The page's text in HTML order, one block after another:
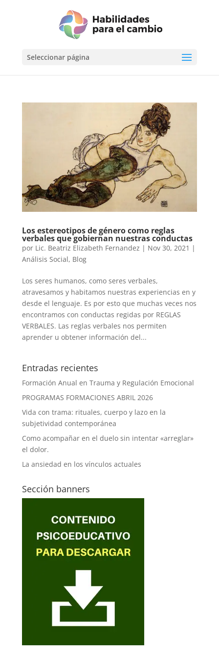
Seleccionar página
Los estereotipos de género como reglas
verbales que gobiernan nuestras conductas
por Lic. Beatriz Elizabeth Fernandez | Nov 30, 2021 |
Análisis Social, Blog
Los seres humanos, como seres verbales,
atravesamos y habitamos nuestras experiencias en y
desde el lenguaje. Es por esto que muchas veces nos
encontramos con conductas regidas por REGLAS
VERBALES. Las reglas verbales nos permiten
aprender u obtener información del...
Entradas recientes
Formación Anual en Trauma y Regulación Emocional
PROGRAMAS FORMACIONES ABRIL 2026
Vida con trama: rituales, cuerpo y lazo en la
subjetividad contemporánea
Como acompañar en el duelo sin intentar «arreglar»
el dolor.
La ansiedad en los vínculos actuales
Sección banners